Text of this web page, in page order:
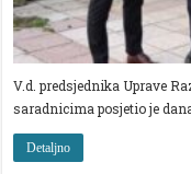
V.d. predsjednika Uprave
saradnicima posjetio je
Detaljno